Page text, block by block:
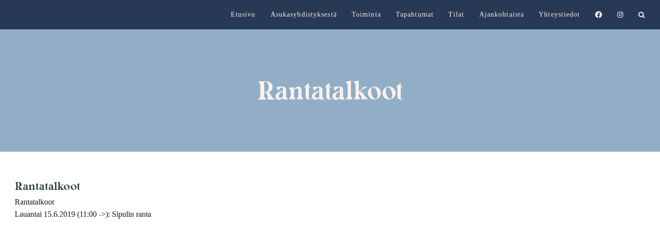
content
Etusivu Asukasyhdistyksestä Toiminta Tapahtumat Tilat Ajankohtaista Yhteystiedot
Rantatalkoot
Rantatalkoot
Rantatalkoot
Lauantai 15.6.2019 (11:00 ->): Sipulin ranta